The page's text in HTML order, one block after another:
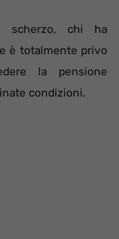
chi ha
è totalmente privo
la pensione
condizioni.